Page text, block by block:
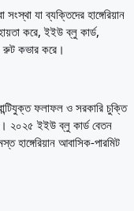
যা ব্যক্তিদের হাঙ্গেরিয়ান
করে, ইইউ ব্লু কার্ড,
রুট কভার করে।
ফলাফল ও সরকারি চুক্তি
২০২৫ ইইউ ব্লু কার্ড বেতন
হাঙ্গেরিয়ান আবাসিক-পারমিট